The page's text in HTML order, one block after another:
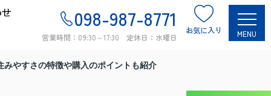
098-987-8771
営業時間：09:30～17:30 定休日：水曜日
お気に入り MENU
やすさの特徴や購入のポイントも紹介